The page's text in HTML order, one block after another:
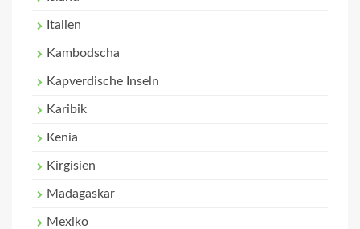
Italien
Kambodscha
Kapverdische Inseln
Karibik
Kenia
Kirgisien
Madagaskar
Mexiko